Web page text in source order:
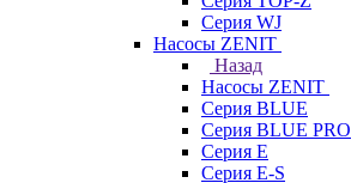
Серия WJ
Насосы ZENIT
Назад
Насосы ZENIT
Серия BLUE
Серия BLUE PRO
Серия E
Серия E-S